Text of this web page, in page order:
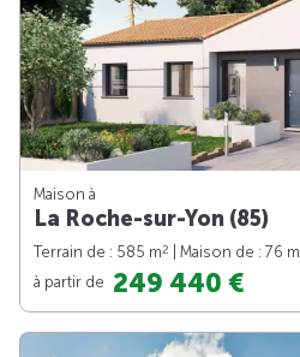
Maison à
La Roche-sur-Yon (85)
Terrain de : 585 m2 | Maison de : 76 m
à partir de 249 440 €